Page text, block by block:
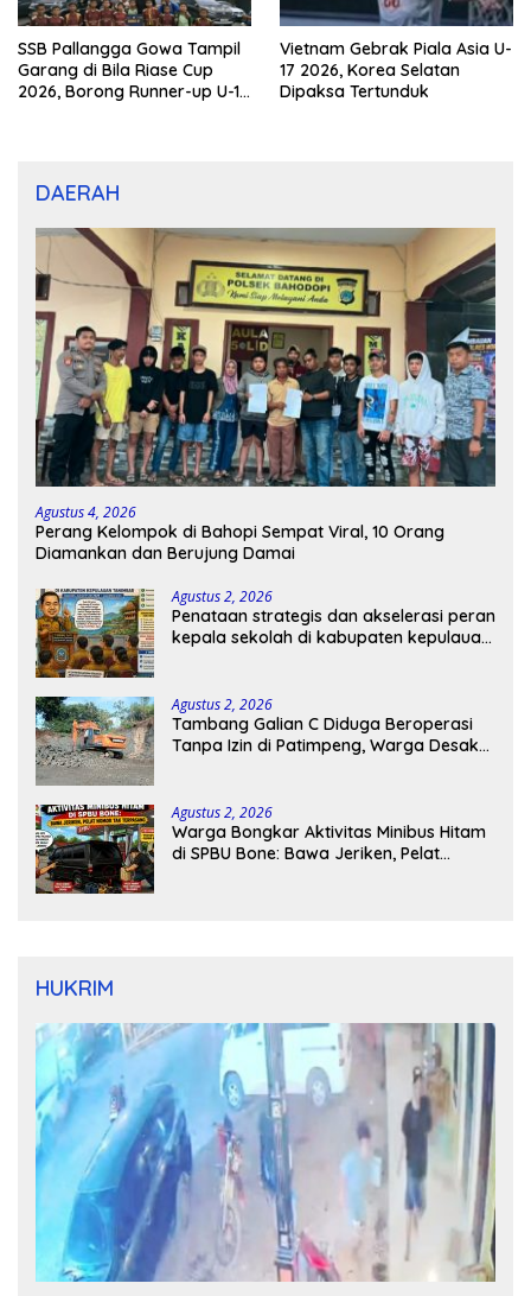
SSB Pallangga Gowa Tampil
Garang di Bila Riase Cup
2026, Borong Runner-up U-10
Vietnam Gebrak Piala Asia U-
17 2026, Korea Selatan
Dipaksa Tertunduk
DAERAH
Agustus 4, 2026
Perang Kelompok di Bahopi Sempat Viral, 10 Orang
Diamankan dan Berujung Damai
Agustus 2, 2026
Penataan strategis dan akselerasi peran
kepala sekolah di kabupaten kepulauan
Agustus 2, 2026
Tambang Galian C Diduga Beroperasi
Tanpa Izin di Patimpeng, Warga Desak
Agustus 2, 2026
Warga Bongkar Aktivitas Minibus Hitam
di SPBU Bone: Bawa Jeriken, Pelat
HUKRIM